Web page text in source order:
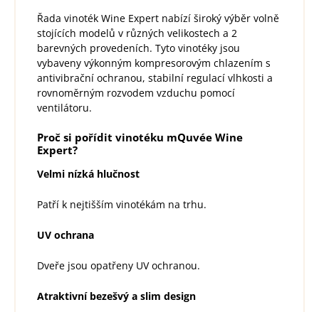
Řada vinoték Wine Expert nabízí široký výběr volně
stojících modelů v různých velikostech a 2
barevných provedeních. Tyto vinotéky jsou
vybaveny výkonným kompresorovým chlazením s
antivibrační ochranou, stabilní regulací vlhkosti a
rovnoměrným rozvodem vzduchu pomocí
ventilátoru.
Proč si pořídit vinotéku mQuvée Wine
Expert?
Velmi nízká hlučnost
Patří k nejtišším vinotékám na trhu.
UV ochrana
Dveře jsou opatřeny UV ochranou.
Atraktivní bezešvý a slim design